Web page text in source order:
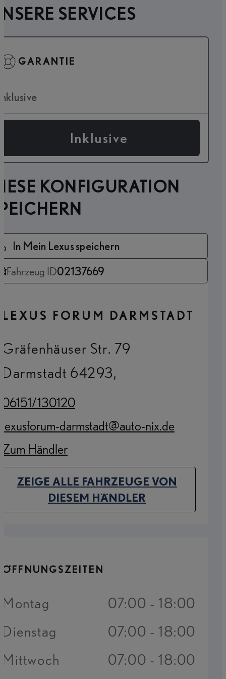
SERVICES
GARANTIE
Inklusive
KONFIGURATION
In Mein Lexus speichern
Fahrzeug ID02137669
LEXUS FORUM DARMSTADT
Gräfenhäuser Str. 79
Darmstadt 64293,
06151/130120
(Opens in new tab)
lexusforum-darmstadt@auto-nix.de
(Opens in new tab)
Zum Händler
(Opens in new tab)
ZEIGE ALLE FAHRZEUGE VON
DIESEM HÄNDLER(OPENS IN NEW TAB)
ÖFFNUNGSZEITEN
Montag
07:00 - 18:00
Dienstag
07:00 - 18:00
Mittwoch
07:00 - 18:00